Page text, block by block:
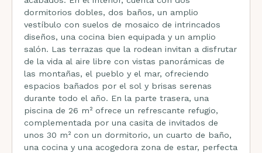
dormitorios dobles, dos baños, un amplio
vestíbulo con suelos de mosaico de intrincados
diseños, una cocina bien equipada y un amplio
salón. Las terrazas que la rodean invitan a disfrutar
de la vida al aire libre con vistas panorámicas de
las montañas, el pueblo y el mar, ofreciendo
espacios bañados por el sol y brisas serenas
durante todo el año. En la parte trasera, una
piscina de 26 m² ofrece un refrescante refugio,
complementada por una casita de invitados de
unos 30 m² con un dormitorio, un cuarto de baño,
una cocina y una acogedora zona de estar, perfecta